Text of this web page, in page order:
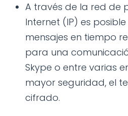
A través de la red de
Internet (IP) es
mensajes en tiempo
para una
Skype o entre varias
mayor seguridad, el
cifrado.